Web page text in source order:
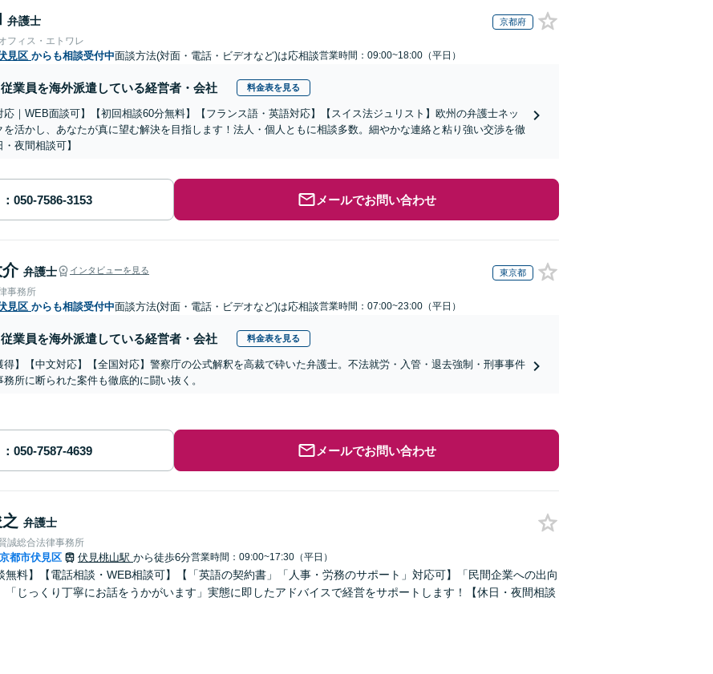
弁護士 京都府
フィス・エトワレ
見区 からも相談受付中面談方法(対面・電話・ビデオなど)は応相談営業時間：09:00~18:00（平日）
従業員を海外派遣している経営者・会社 料金表を見る
応｜WEB面談可】【初回相談60分無料】【フランス語・英語対応】【スイス法ジュリスト】欧州の弁護士ネッ
を活かし、あなたが真に望む解決を目指します！法人・個人ともに相談多数。細やかな連絡と粘り強い交渉を徹
夜間相談可】
メールでお問い合わせ
弁護士 インタビューを見る 東京都
事務所
見区 からも相談受付中面談方法(対面・電話・ビデオなど)は応相談営業時間：07:00~23:00（平日）
従業員を海外派遣している経営者・会社 料金表を見る
得】【中文対応】【全国対応】警察庁の公式解釈を高裁で砕いた弁護士。不法就労・入管・退去強制・刑事事件
所に断られた案件も徹底的に闘い抜く。
メールでお問い合わせ
弁護士
誠総合法律事務所
京都市伏見区 伏見桃山駅 から徒歩6分営業時間：09:00~17:30（平日）
無料】【電話相談・WEB相談可】【「英語の契約書」「人事・労務のサポート」対応可】「民間企業への出向
「じっくり丁寧にお話をうかがいます」実態に即したアドバイスで経営をサポートします！【休日・夜間相談